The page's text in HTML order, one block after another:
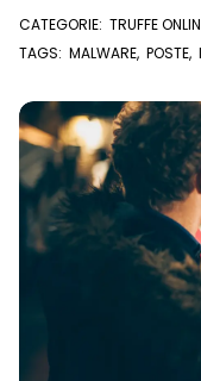
CATEGORIE: TRUFFE
TRUFFE SOCIAL NETWORK
TAGS: MALWARE, POSTE,